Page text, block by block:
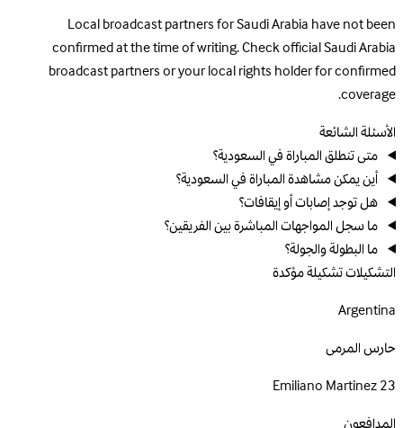
Local broadcast partners for Saudi Arabia have not been
confirmed at the time of writing. Check official Saudi Arabia
broadcast partners or your local rights holder for confirmed
coverage.
الأسئلة الشائعة
متى تنطلق المباراة في السعودية؟
أين يمكن مشاهدة المباراة في السعودية؟
هل توجد إصابات أو إيقافات؟
ما سجل المواجهات المباشرة بين الفريقين؟
ما البطولة والجولة؟
التشكيلاتتشكيلة مؤكدة
Argentina
حارس المرمى
23
Emiliano Martinez